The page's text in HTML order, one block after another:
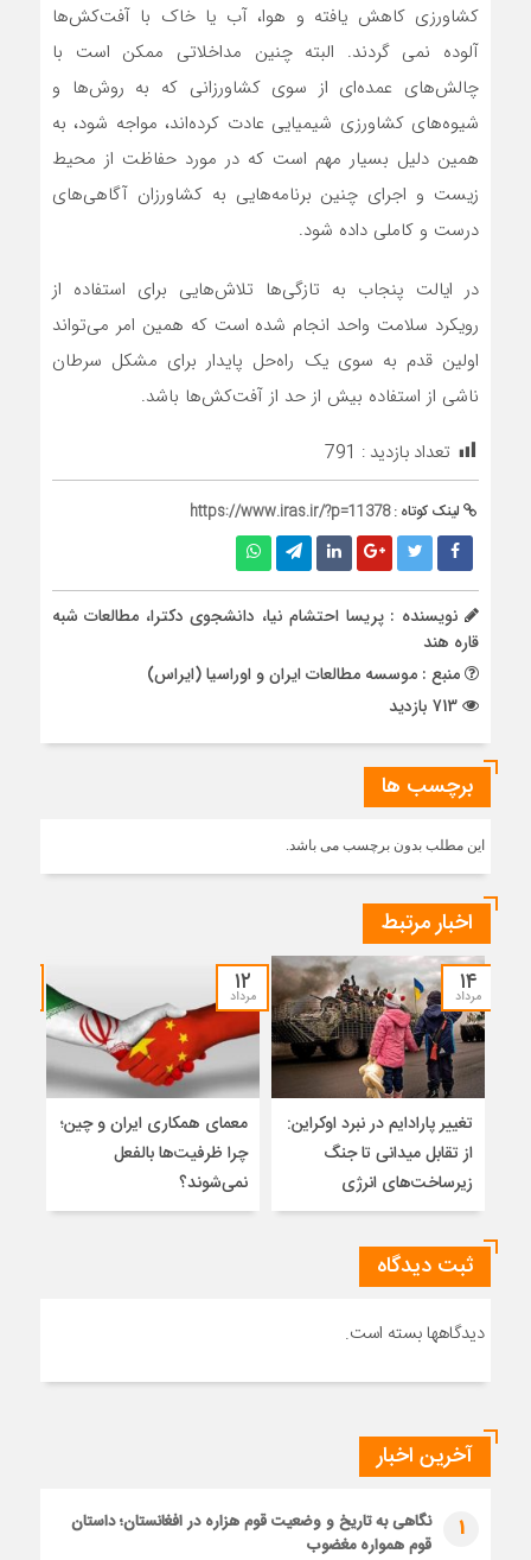
کشاورزی کاهش یافته و هوا، آب یا خاک با آفت‌کش‌ها
آلوده نمی گردند. البته چنین مداخلاتی ممکن است با
چالش‌های عمده‌ای از سوی کشاورزانی که به روش‌ها و
شیوه‌های کشاورزی شیمیایی عادت کرده‌اند، مواجه شود، به
همین دلیل بسیار مهم است که در مورد حفاظت از محیط
زیست و اجرای چنین برنامه‌هایی به کشاورزان آگاهی‌های
درست و کاملی داده شود.
در ایالت پنجاب به تازگی‌ها تلاش‌هایی برای استفاده از
رویکرد سلامت واحد انجام شده است که همین امر می‌تواند
اولین قدم به سوی یک راه‌حل پایدار برای مشکل سرطان
ناشی از استفاده بیش از حد از آفت‌کش‌ها باشد.
تعداد بازدید : 791
لینک کوتاه :https://www.iras.ir/?p=11378
نویسنده : پریسا احتشام نیا، دانشجوی دکترا، مطالعات شبه
قاره هند
منبع : موسسه مطالعات ایران و اوراسیا (ایراس)
برچسب ها
این مطلب بدون برچسب می باشد.
اخبار مرتبط
۱۴
مرداد
تغییر پارادایم در نبرد اوکراین:
از تقابل میدانی تا جنگ
زیرساخت‌های انرژی
۱۲
مرداد
معمای همکاری ایران و چین؛
چرا ظرفیت‌ها بالفعل
نمی‌شوند؟
ثبت دیدگاه
دیدگاهها بسته است.
آخرین اخبار
1
نگاهی به تاریخ و وضعیت قوم هزاره در افغانستان؛ داستان
قوم همواره مغضوب